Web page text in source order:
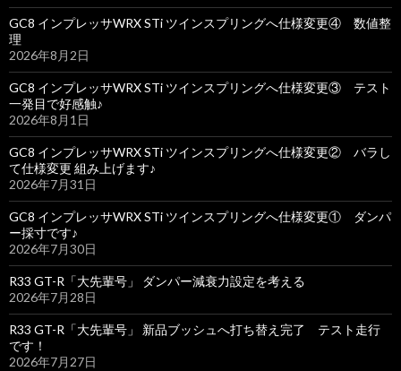
GC8 インプレッサWRX STi ツインスプリングへ仕様変更④ 数値整
理
2026年8月2日
GC8 インプレッサWRX STi ツインスプリングへ仕様変更③ テスト
一発目で好感触♪
2026年8月1日
GC8 インプレッサWRX STi ツインスプリングへ仕様変更② バラし
て仕様変更 組み上げます♪
2026年7月31日
GC8 インプレッサWRX STi ツインスプリングへ仕様変更① ダンパ
ー採寸です♪
2026年7月30日
R33 GT-R「大先輩号」 ダンパー減衰力設定を考える
2026年7月28日
R33 GT-R「大先輩号」 新品ブッシュへ打ち替え完了 テスト走行
です！
2026年7月27日